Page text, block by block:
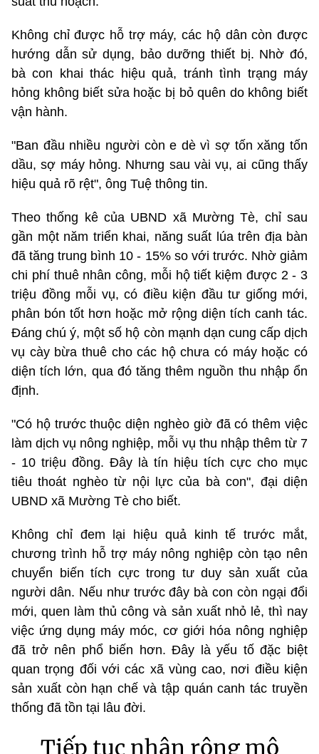
Không chỉ được hỗ trợ máy, các hộ dân còn được
hướng dẫn sử dụng, bảo dưỡng thiết bị. Nhờ đó,
bà con khai thác hiệu quả, tránh tình trạng máy
hỏng không biết sửa hoặc bị bỏ quên do không biết
vận hành.
"Ban đầu nhiều người còn e dè vì sợ tốn xăng tốn
dầu, sợ máy hỏng. Nhưng sau vài vụ, ai cũng thấy
hiệu quả rõ rệt", ông Tuệ thông tin.
Theo thống kê của UBND xã Mường Tè, chỉ sau
gần một năm triển khai, năng suất lúa trên địa bàn
đã tăng trung bình 10 - 15% so với trước. Nhờ giảm
chi phí thuê nhân công, mỗi hộ tiết kiệm được 2 - 3
triệu đồng mỗi vụ, có điều kiện đầu tư giống mới,
phân bón tốt hơn hoặc mở rộng diện tích canh tác.
Đáng chú ý, một số hộ còn mạnh dạn cung cấp dịch
vụ cày bừa thuê cho các hộ chưa có máy hoặc có
diện tích lớn, qua đó tăng thêm nguồn thu nhập ổn
định.
"Có hộ trước thuộc diện nghèo giờ đã có thêm việc
làm dịch vụ nông nghiệp, mỗi vụ thu nhập thêm từ 7
- 10 triệu đồng. Đây là tín hiệu tích cực cho mục
tiêu thoát nghèo từ nội lực của bà con", đại diện
UBND xã Mường Tè cho biết.
Không chỉ đem lại hiệu quả kinh tế trước mắt,
chương trình hỗ trợ máy nông nghiệp còn tạo nên
chuyển biến tích cực trong tư duy sản xuất của
người dân. Nếu như trước đây bà con còn ngại đổi
mới, quen làm thủ công và sản xuất nhỏ lẻ, thì nay
việc ứng dụng máy móc, cơ giới hóa nông nghiệp
đã trở nên phổ biến hơn. Đây là yếu tố đặc biệt
quan trọng đối với các xã vùng cao, nơi điều kiện
sản xuất còn hạn chế và tập quán canh tác truyền
thống đã tồn tại lâu đời.
Tiếp tục nhân rộng mô